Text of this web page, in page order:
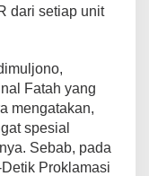
dari setiap unit
Fatah yang
mengatakan,
spesial
Sebab, pada
Proklamasi